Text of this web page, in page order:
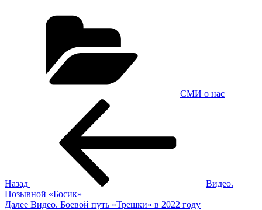
СМИ о нас
Назад
Видео.
Позывной «Босик»
Следующая
Далее Видео. Боевой путь «Трешки» в 2022 году